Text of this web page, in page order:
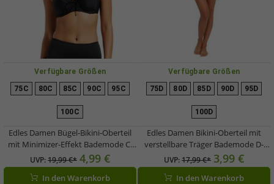
Verfügbare Größen
75C 80C 85C 90C 95C
100C
Edles Damen Bügel-Bikini-Oberteil
mit Minimizer-Effekt Bademode C-
Körbchen 976934 Schwarz
UVP:19,99 €* 4,99 €
In den Warenkorb
Verfügbare Größen
75D 80D 85D 90D 95D
100D
Edles Damen Bikini-Oberteil mit
verstellbare Träger Bademode D-
Körbchen 959401 Schwarz/Weiß
UVP:17,99 €* 3,99 €
In den Warenkorb